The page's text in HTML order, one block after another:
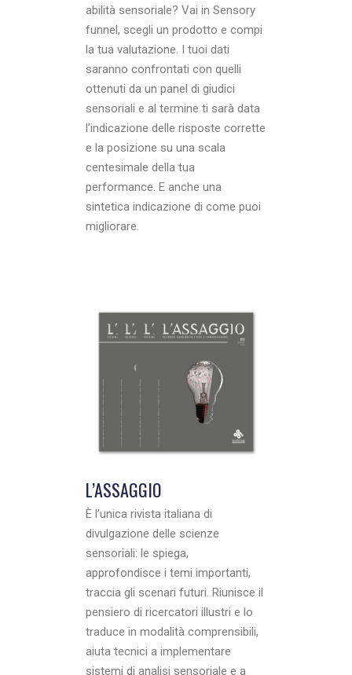
abilità sensoriale? Vai in Sensory
funnel, scegli un prodotto e compi
la tua valutazione. I tuoi dati
saranno confrontati con quelli
ottenuti da un panel di giudici
sensoriali e al termine ti sarà data
l’indicazione delle risposte corrette
e la posizione su una scala
centesimale della tua
performance. E anche una
sintetica indicazione di come puoi
migliorare.
L’ASSAGGIO
È l’unica rivista italiana di
divulgazione delle scienze
sensoriali: le spiega,
approfondisce i temi importanti,
traccia gli scenari futuri. Riunisce il
pensiero di ricercatori illustri e lo
traduce in modalità comprensibili,
aiuta tecnici a implementare
sistemi di analisi sensoriale e a